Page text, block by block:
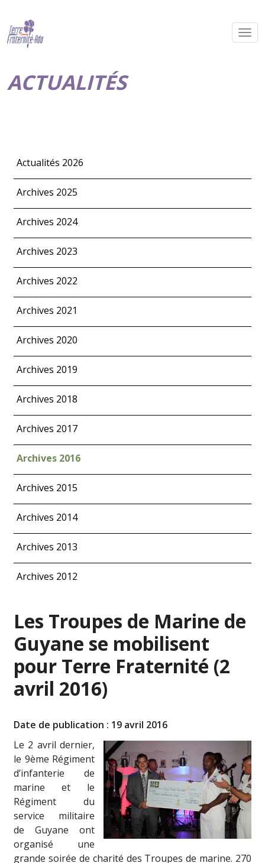
ACTUALITÉS
Actualités 2026
Archives 2025
Archives 2024
Archives 2023
Archives 2022
Archives 2021
Archives 2020
Archives 2019
Archives 2018
Archives 2017
Archives 2016
Archives 2015
Archives 2014
Archives 2013
Archives 2012
Les Troupes de Marine de
Guyane se mobilisent
pour Terre Fraternité (2
avril 2016)
Date de publication : 19 avril 2016
Le 2 avril dernier,
le 9ème Régiment
d’infanterie de
marine et le
Régiment du
service militaire
de Guyane ont
organisé une
grande soirée de charité des Troupes de marine. 270